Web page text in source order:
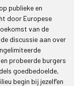
publieke en
door Europese
van de
discussie aan over
probeerde burgers
goedbedoelde,
begin bij jezelf’en